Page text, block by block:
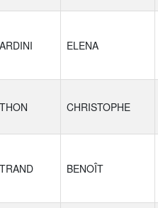
ELENA
CHRISTOPHE
BENOÎT